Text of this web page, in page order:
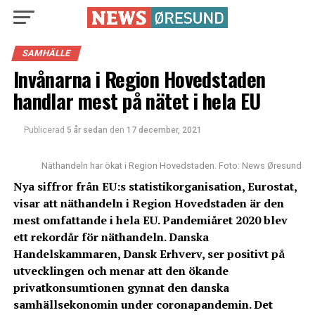
SAMHÄLLE
Invånarna i Region Hovedstaden
handlar mest på nätet i hela EU
Publicerad 5 år sedan den 17 december, 2021
Näthandeln har ökat i Region Hovedstaden. Foto: News Øresund
Nya siffror från EU:s statistikorganisation, Eurostat,
visar att näthandeln i Region Hovedstaden är den
mest omfattande i hela EU. Pandemiåret 2020 blev
ett rekordår för näthandeln. Danska
Handelskammaren, Dansk Erhverv, ser positivt på
utvecklingen och menar att den ökande
privatkonsumtionen gynnat den danska
samhällsekonomin under coronapandemin. Det